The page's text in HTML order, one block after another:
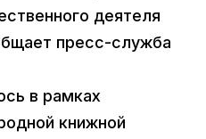
деятеля
пресс-служба
в рамках
книжной